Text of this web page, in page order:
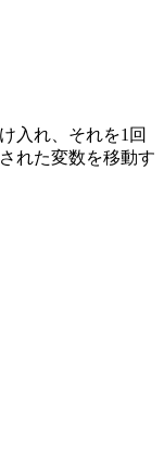
入れ、それを1回
れた変数を移動す